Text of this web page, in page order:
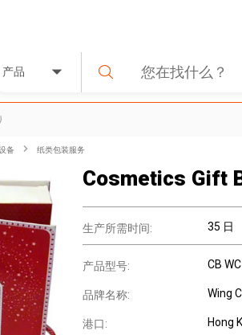
产品
备 纸类包装服务
Cosmetics Gift
生产所需时间: 35 日
产品型号: CB
品牌名称: Wing
港口: Hong